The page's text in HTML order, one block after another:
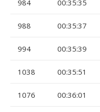
984 00:35:35
988 00:35:37
994 00:35:39
1038 00:35:51
1076 00:36:01